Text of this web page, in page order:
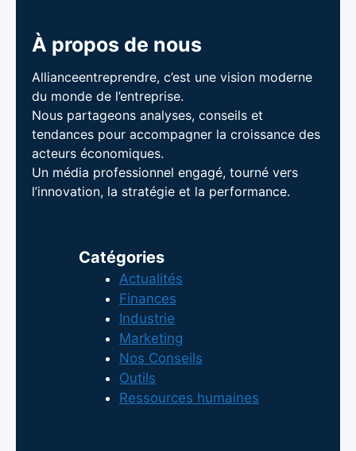
À propos de nous
Allianceentreprendre, c’est une vision moderne
du monde de l’entreprise.
Nous partageons analyses, conseils et
tendances pour accompagner la croissance des
acteurs économiques.
Un média professionnel engagé, tourné vers
l’innovation, la stratégie et la performance.
Catégories
Actualités
Finances
Industrie
Marketing
Nos Conseils
Outils
Ressources humaines